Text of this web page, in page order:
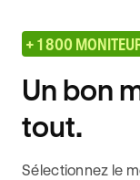
+ 1 800
Un bon
tout.
Sélectionnez le